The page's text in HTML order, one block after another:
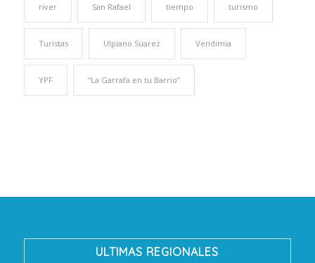
river San Rafael tiempo turismo
Turistas Ulpiano Suarez Vendimia
YPF “La Garrafa en tu Barrio”
ULTIMAS REGIONALES